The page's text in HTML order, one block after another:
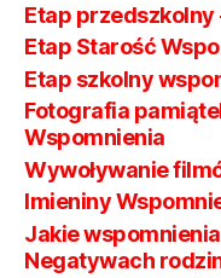
Etap
Etap Starość
Etap szkolny
Fotografia
Wspomnienia
Wywoływanie
Imieniny
Jakie
Negatywach